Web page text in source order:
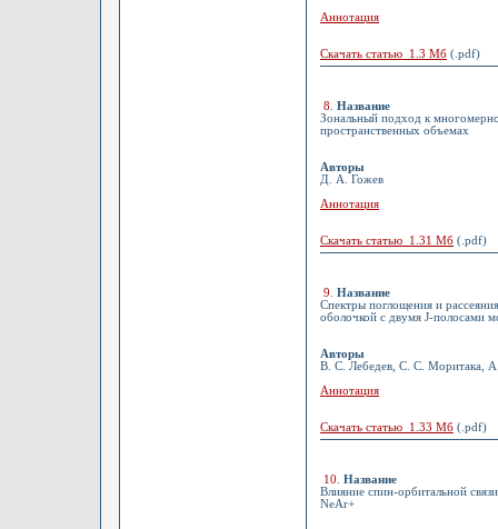
Аннотация
Скачать статью 1.3 Мб (.pdf)
8
Название
Зональный подход к
пространственных объемах
Авторы
Д. А. Гожев
Аннотация
Скачать статью 1.31 Мб (.pdf)
9
Название
Спектры поглощения и
оболочкой с двумя J-полосами
Авторы
В. С. Лебедев, С. С. Моритака,
Аннотация
Скачать статью 1.33 Мб (.pdf)
10
Название
Влияние спин-орбитальной
NeAr+